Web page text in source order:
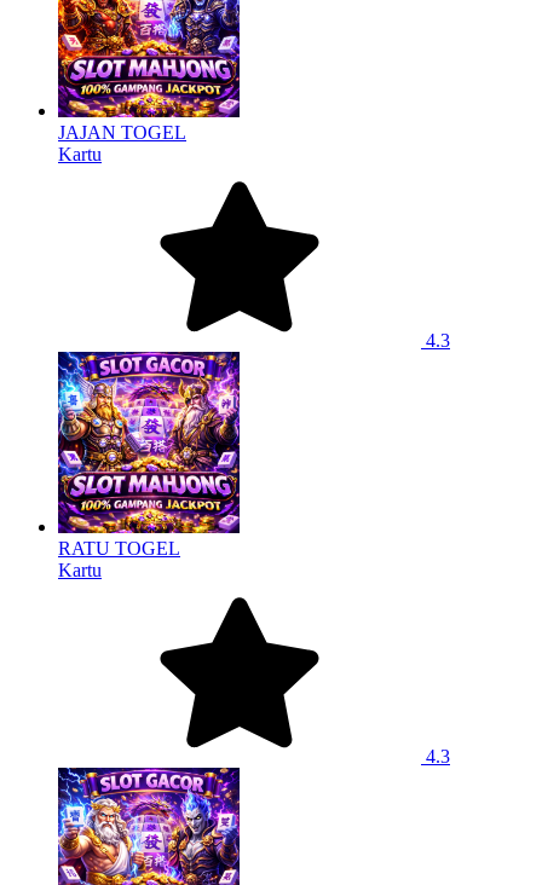
JAJAN TOGEL
Kartu
4.3
RATU TOGEL
Kartu
4.3